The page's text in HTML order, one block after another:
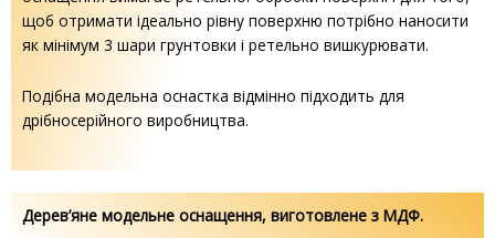
щоб отримати ідеально рівну поверхню потрібно наносити
як мінімум 3 шари грунтовки і ретельно вишкурювати.
Подібна модельна оснастка відмінно підходить для
дрібносерійного виробництва.
Дерев’яне модельне оснащення, виготовлене з МДФ.